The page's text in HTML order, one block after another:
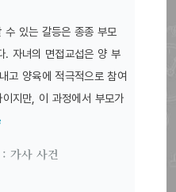
수 있는 갈등은 종종 부모
. 자녀의 면접교섭은 양 부
고 양육에 적극적으로 참여
지만, 이 과정에서 부모가
가사 사건